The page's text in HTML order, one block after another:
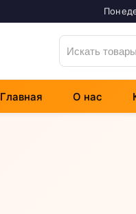
Главная О нас